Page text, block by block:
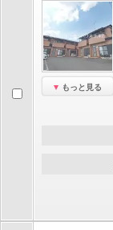
もっと見る